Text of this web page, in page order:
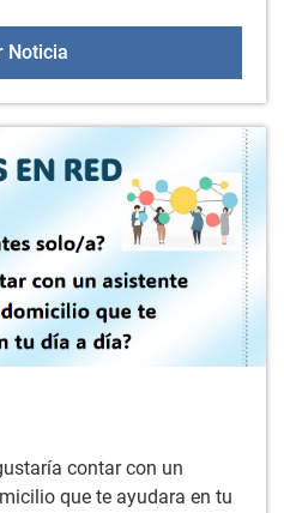
NoticiaEuskal dantzak:
contar con un
que te ayudara en tu